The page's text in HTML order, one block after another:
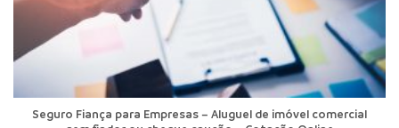
Seguro Fiança para Empresas – Aluguel de imóvel comercial